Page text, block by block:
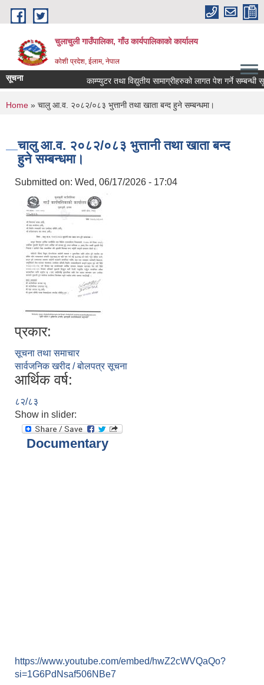
Skip to main content
चुलाचुली गाउँपालिका, गाँउ कार्यपालिकाको कार्यालय
कोशी प्रदेश, ईलाम, नेपाल
सूचना काम्प्युटर तथा विद्युतीय सामाग्रीहरुको लागत पेश गर्ने सम्बन्धी
You are here
Home » चालु आ.व. २०८२/०८३ भुत्तानी तथा खाता बन्द हुने सम्बन्धमा।
चालु आ.व. २०८२/०८३ भुत्तानी तथा खाता बन्द
हुने सम्बन्धमा।
Submitted on: Wed, 06/17/2026 - 17:04
प्रकार:
सूचना तथा समाचार
सार्वजनिक खरीद / बोलपत्र सूचना
आर्थिक वर्ष:
८२/८३
Show in slider:
Documentary
https://www.youtube.com/embed/hwZ2cWVQaQo?
si=1G6PdNsaf506NBe7